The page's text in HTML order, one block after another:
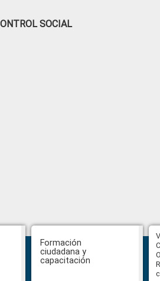
SOCIAL
Formación
ciudadana y
capacitación
CPCCS aprueba convocatoria a
Veeduría para designación de la
autoridad de la SOT